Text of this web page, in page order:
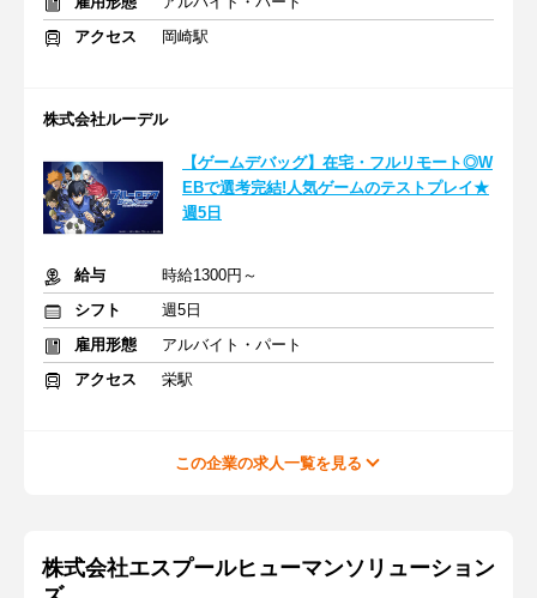
アクセス
岡崎駅
株式会社ルーデル
【ゲームデバッグ】在宅・フルリモート◎W
EBで選考完結!人気ゲームのテストプレイ★
週5日
給与
時給1300円～
シフト
週5日
雇用形態
アルバイト・パート
アクセス
栄駅
この企業の求人一覧を見る
株式会社エスプールヒューマンソリューション